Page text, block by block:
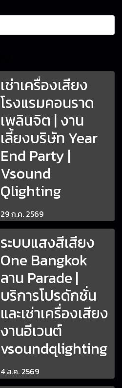
เช่าเครื่องเสียง
โรงแรมคอนราด
เพลินจิต | งาน
เลี้ยงบริษัท Year
End Party |
Vsound
Qlighting
29 ก.ค. 2569
ระบบแสงสีเสียง
One Bangkok
ลาน Parade |
บริการโปรดักชั่น
และเช่าเครื่องเสียง
งานอีเวนต์
vsoundqlighting
4 ส.ค. 2569